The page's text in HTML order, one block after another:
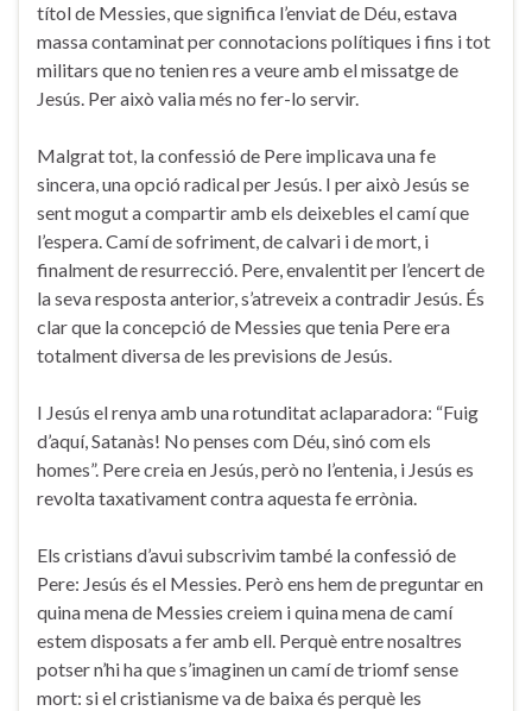
títol de Messies, que significa l’enviat de Déu, estava
massa contaminat per connotacions polítiques i fins i tot
militars que no tenien res a veure amb el missatge de
Jesús. Per això valia més no fer-lo servir.
Malgrat tot, la confessió de Pere implicava una fe
sincera, una opció radical per Jesús. I per això Jesús se
sent mogut a compartir amb els deixebles el camí que
l’espera. Camí de sofriment, de calvari i de mort, i
finalment de resurrecció. Pere, envalentit per l’encert de
la seva resposta anterior, s’atreveix a contradir Jesús. És
clar que la concepció de Messies que tenia Pere era
totalment diversa de les previsions de Jesús.
I Jesús el renya amb una rotunditat aclaparadora: “Fuig
d’aquí, Satanàs! No penses com Déu, sinó com els
homes”. Pere creia en Jesús, però no l’entenia, i Jesús es
revolta taxativament contra aquesta fe errònia.
Els cristians d’avui subscrivim també la confessió de
Pere: Jesús és el Messies. Però ens hem de preguntar en
quina mena de Messies creiem i quina mena de camí
estem disposats a fer amb ell. Perquè entre nosaltres
potser n’hi ha que s’imaginen un camí de triomf sense
mort: si el cristianisme va de baixa és perquè les